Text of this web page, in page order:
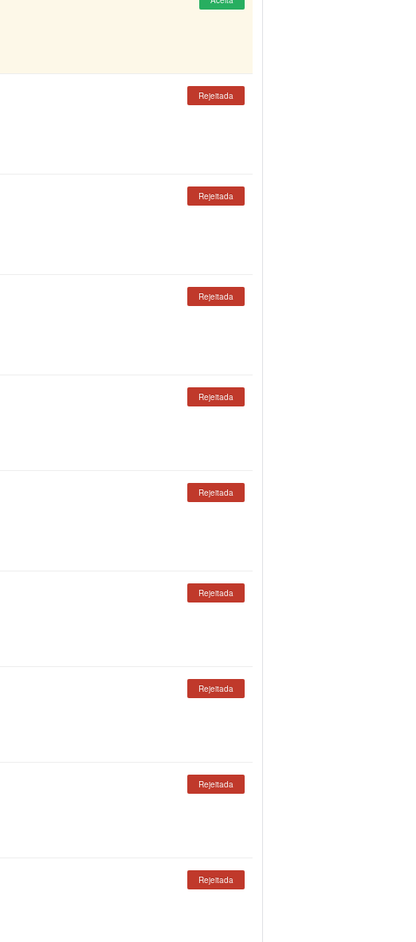
Rejeitada
Rejeitada
Rejeitada
Rejeitada
Rejeitada
Rejeitada
Rejeitada
Rejeitada
Rejeitada